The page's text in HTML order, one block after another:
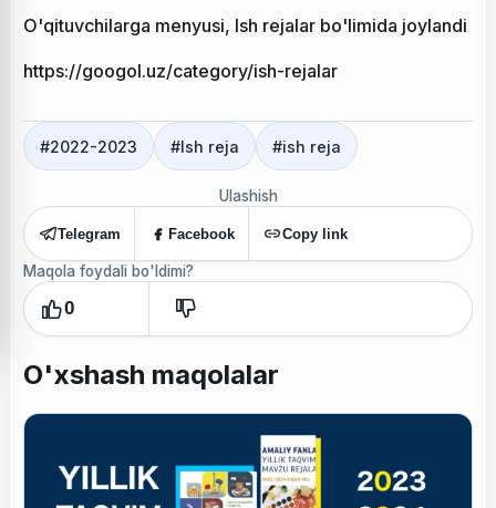
O'qituvchilarga menyusi, Ish rejalar bo'limida joylandi
https://googol.uz/category/ish-rejalar
#2022-2023 #Ish reja #ish reja
Ulashish
Telegram Facebook Copy link
Maqola foydali bo'ldimi?
0
O'xshash maqolalar